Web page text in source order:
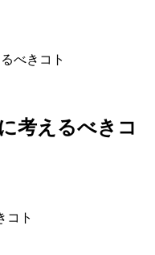
べきコト
考えるべきコ
コト